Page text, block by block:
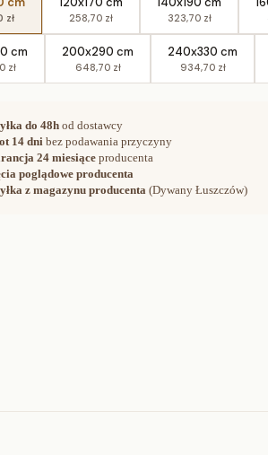
zł 258,70 zł 323,70 zł
cm
zł
200x290 cm
648,70 zł
240x330 cm
934,70 zł
do 48h od dostawcy
14 dni bez podawania przyczyny
24 miesiące producenta
poglądowe producenta
z magazynu producenta (Dywany Łuszczów)